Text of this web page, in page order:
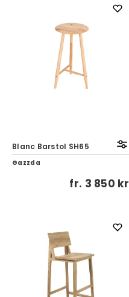
Blanc Barstol SH65
Gazzda
fr. 3 850 kr